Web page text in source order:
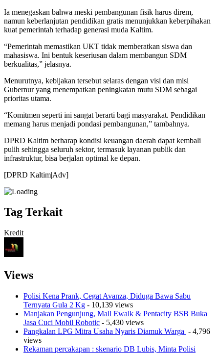
Ia menegaskan bahwa meski pembangunan fisik harus direm,
namun keberlanjutan pendidikan gratis menunjukkan keberpihakan
kuat pemerintah terhadap generasi muda Kaltim.
“Pemerintah memastikan UKT tidak memberatkan siswa dan
mahasiswa. Ini bentuk keseriusan dalam membangun SDM
berkualitas,” jelasnya.
Menurutnya, kebijakan tersebut selaras dengan visi dan misi
Gubernur yang menempatkan peningkatan mutu SDM sebagai
prioritas utama.
“Komitmen seperti ini sangat berarti bagi masyarakat. Pendidikan
memang harus menjadi pondasi pembangunan,” tambahnya.
DPRD Kaltim berharap kondisi keuangan daerah dapat kembali
pulih sehingga seluruh sektor, termasuk layanan publik dan
infrastruktur, bisa berjalan optimal ke depan.
[DPRD Kaltim|Adv]
Tag Terkait
Kredit
Views
Polisi Kena Prank, Cegat Avanza, Diduga Bawa Sabu
Ternyata Gula 2 Kg - 10,139 views
Manjakan Pengunjung, Mall Ewalk & Pentacity BSB Buka
Jasa Cuci Mobil Robotic - 5,430 views
Pangkalan LPG Mitra Usaha Nyaris Diamuk Warga - 4,796
views
Rekaman percakapan : skenario DB Lubis, Minta Polisi